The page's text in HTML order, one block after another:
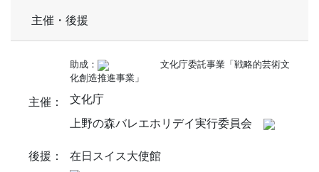
主催・後援
助成：
文化庁委託事業「戦略的芸術文
化創造推進事業」
主催：
文化庁
上野の森バレエホリデイ実行委員会
後援： 在日スイス大使館